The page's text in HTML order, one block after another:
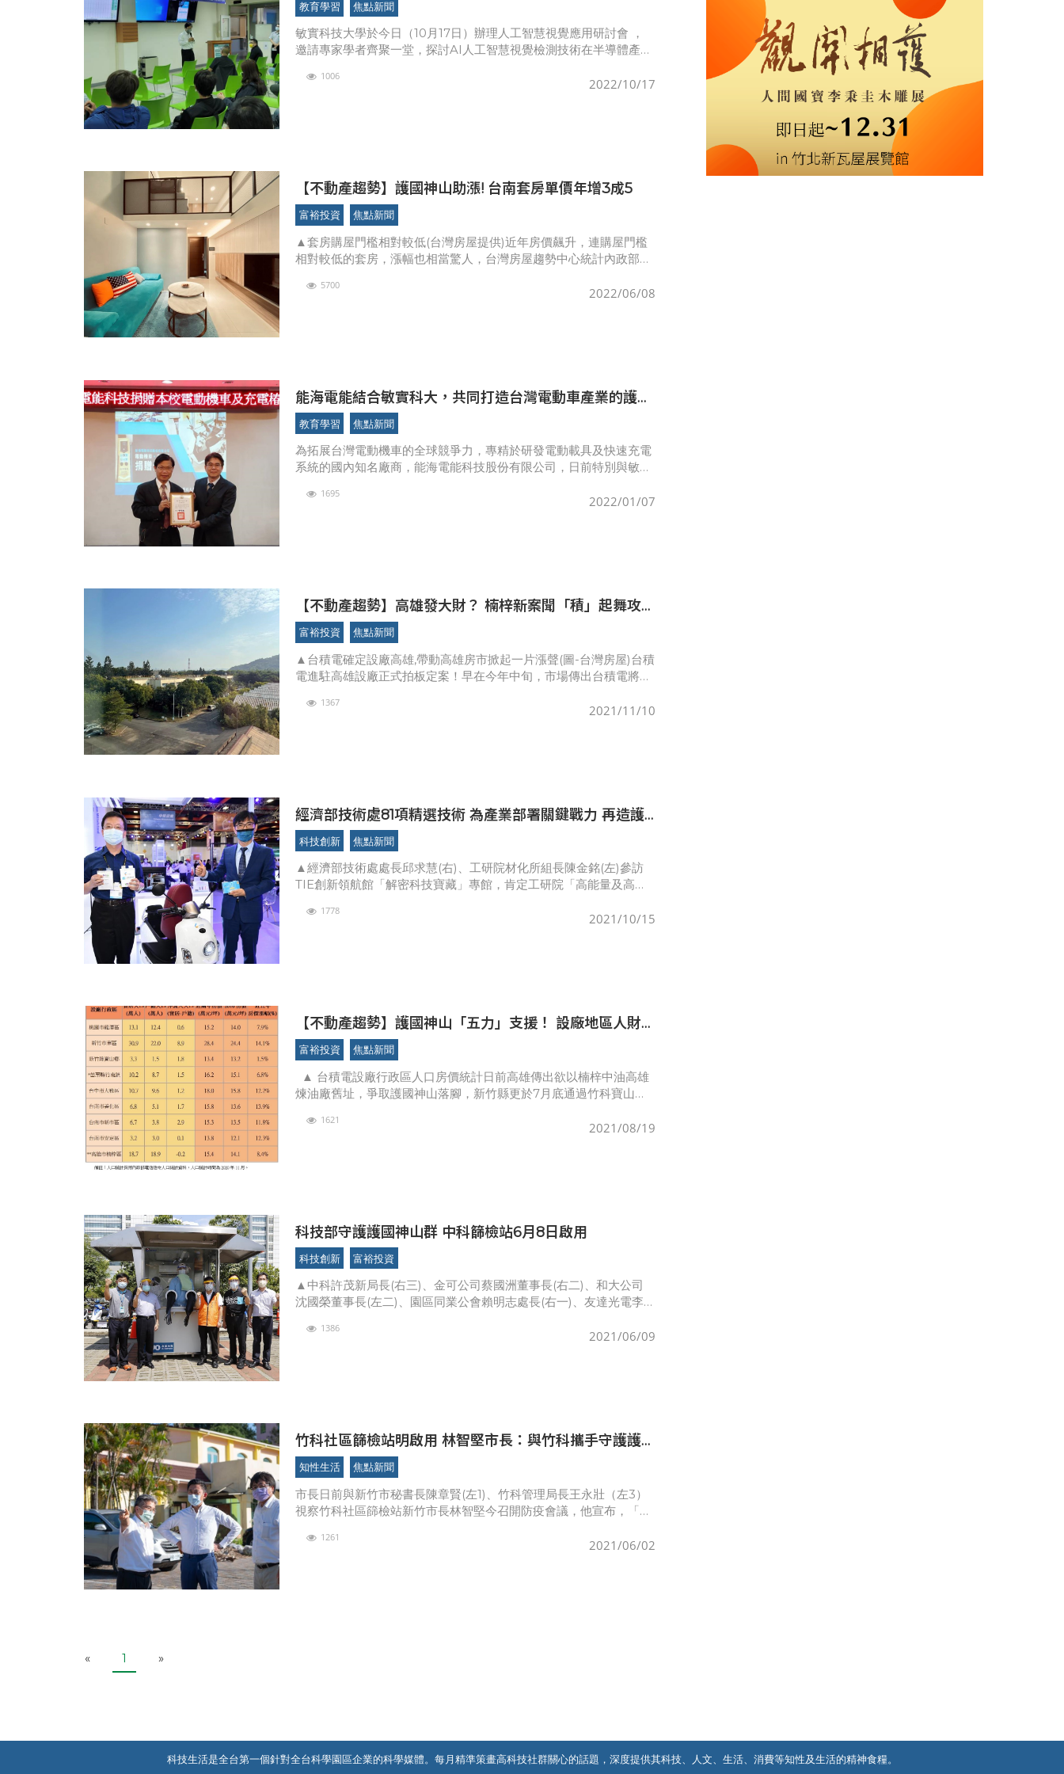
教育學習 焦點新聞
敏實科技大學於今日（10月17日）辦理人工智慧視覺應用研討會 ，
邀請專家學者齊聚一堂，探討AI人工智慧視覺檢測技術在半導體產業
目前人工智慧學
2022/10/17
1006
【不動產趨勢】護國神山助漲! 台南套房單價年增3成5
富裕投資 焦點新聞
▲套房購屋門檻相對較低(台灣房屋提供)近年房價飆升，連購屋門檻
相對較低的套房，漲幅也相當驚人，台灣房屋趨勢中心統計內政部不
年Q4全數成
2022/06/08
5700
能海電能結合敏實科大，共同打造台灣電動車產業的護國
神山
教育學習 焦點新聞
為拓展台灣電動機車的全球競爭力，專精於研發電動載具及快速充電
系統的國內知名廠商，能海電能科技股份有限公司，日前特別與敏實
電動機車事業部專案經
2022/01/07
1695
【不動產趨勢】高雄發大財？ 楠梓新案聞「積」起舞攻
上二字頭！ 喜迎護國神山 高雄屋主惜售秒收手
富裕投資 焦點新聞
▲台積電確定設廠高雄,帶動高雄房市掀起一片漲聲(圖-台灣房屋)台積
電進駐高雄設廠正式拍板定案！早在今年中旬，市場傳出台積電將進
於台積電即將落
2021/11/10
1367
經濟部技術處81項精選技術 為產業部署關鍵戰力 再造護
國神山
科技創新 焦點新聞
▲經濟部技術處處長邱求慧(右)、工研院材化所組長陳金銘(左)參訪
TIE創新領航館「解密科技寶藏」專館，肯定工研院「高能量及高安
日）
2021/10/15
1778
【不動產趨勢】護國神山「五力」支援！ 設廠地區人財
兩得
富裕投資 焦點新聞
▲ 台積電設廠行政區人口房價統計日前高雄傳出欲以楠梓中油高雄
煉油廠舊址，爭取護國神山落腳，新竹縣更於7月底通過竹科寶山二
2021/08/19
1621
科技部守護護國神山群 中科篩檢站6月8日啟用
科技創新 富裕投資
▲中科許茂新局長(右三)、金可公司蔡國洲董事長(右二)、和大公司
沈國榮董事長(左二)、園區同業公會賴明志處長(右一)、友達光電李
正式起用，
2021/06/09
1386
竹科社區篩檢站明啟用 林智堅市長：與竹科攜手守護護
國神山群
知性生活 焦點新聞
市長日前與新竹市秘書長陳章賢(左1)、竹科管理局長王永壯（左3）
視察竹科社區篩檢站新竹市長林智堅今召開防疫會議，他宣布，「竹
將可達80至1
2021/06/02
1261
«P
o
1 »N
科技生活是全台第一個針對全台科學園區企業的科學媒體。每月精準策畫高科技社群關心的話題，深度提供其科技、人文、生活、消費等知性及生活的精神食糧。